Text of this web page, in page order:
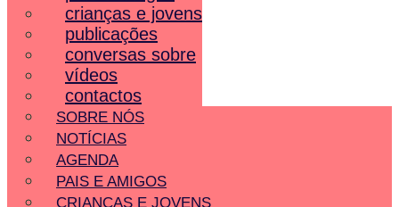
crianças e jovens
publicações
conversas sobre
vídeos
contactos
SOBRE NÓS
NOTÍCIAS
AGENDA
PAIS E AMIGOS
CRIANÇAS E JOVENS